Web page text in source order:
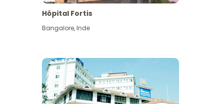
Hôpital Fortis
Bangalore,Inde